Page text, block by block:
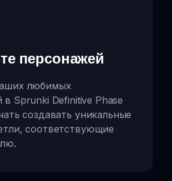
персонажей
любимых
в Sprunki Definitive Phase
создавать уникальные
соответствующие